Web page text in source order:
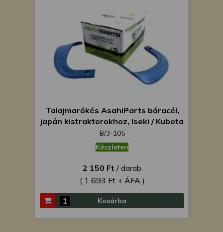
Talajmarókés AsahiParts bóracél,
japán kistraktorokhoz, Iseki / Kubota
/ Mitsubishi / Shibaura / Yanmar
B/3-105
2 150 Ft / darab
( 1 693 Ft + ÁFA )
Készleten
Kosárba